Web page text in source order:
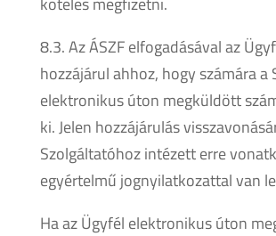
8.3. Az ÁSZF elfogadásával az
hozzájárul ahhoz, hogy számára a
elektronikus úton megküldött
ki. Jelen hozzájárulás
Szolgáltatóhoz intézett erre
egyértelmű jognyilatkozattal van
Ha az Ügyfél elektronikus úton